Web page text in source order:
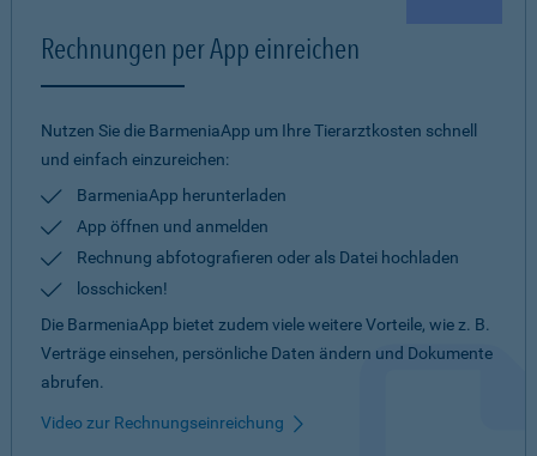
Rechnungen per App einreichen
Nutzen Sie die BarmeniaApp um Ihre Tierarztkosten schnell
und einfach einzureichen:
BarmeniaApp herunterladen
App öffnen und anmelden
Rechnung abfotografieren oder als Datei hochladen
losschicken!
Die BarmeniaApp bietet zudem viele weitere Vorteile, wie z. B.
Verträge einsehen, persönliche Daten ändern und Dokumente
abrufen.
Video zur Rechnungseinreichung